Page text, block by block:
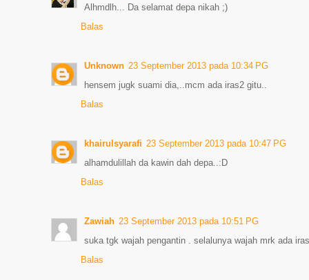
Alhmdlh... Da selamat depa nikah ;)
Balas
Unknown 23 September 2013 pada 10:34 PG
hensem jugk suami dia,..mcm ada iras2 gitu..
Balas
khairulsyarafi 23 September 2013 pada 10:47 PG
alhamdulillah da kawin dah depa..:D
Balas
Zawiah 23 September 2013 pada 10:51 PG
suka tgk wajah pengantin . selalunya wajah mrk ada
Balas